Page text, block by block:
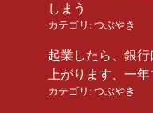
しまう
カテゴリ: つぶやき
起業したら、銀
上がります、一年
カテゴリ: つぶやき